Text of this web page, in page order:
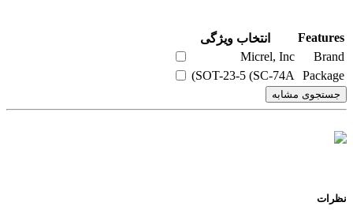
Features
انتخاب ویژگی
Brand
Micrel, Inc
Package
SOT-23-5 (SC-74A)
جستجوی مشابه
نظرات